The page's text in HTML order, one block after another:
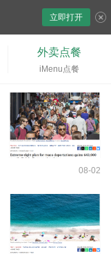
立即打开
外卖点餐
iMenu点餐
08-02